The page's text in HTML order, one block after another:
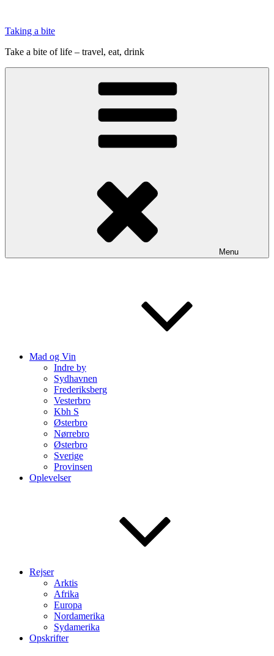
indhold
Taking a bite
Take a bite of life – travel, eat, drink
Menu
Mad og Vin
Indre by
Sydhavnen
Frederiksberg
Vesterbro
Kbh S
Østerbro
Nørrebro
Østerbro
Sverige
Provinsen
Oplevelser
Rejser
Arktis
Afrika
Europa
Nordamerika
Sydamerika
Opskrifter